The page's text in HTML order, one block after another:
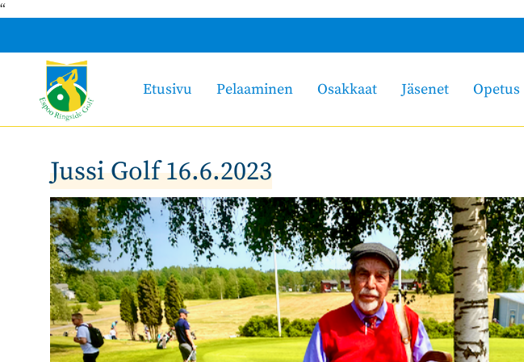
“
Etusivu Pelaaminen Osakkaat Jäsenet Opetus
Jussi Golf 16.6.2023